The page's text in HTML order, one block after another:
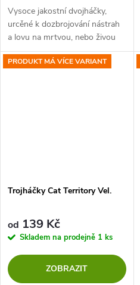
Vysoce jakostní dvojháčky,
urcěné k dozbrojování nástrah
a lovu na mrtvou, nebo živou
rybku. Prodloužený dřík
umožňuje kvalitní prošívání.
PRODUKT MÁ VÍCE VARIANT
Trojháčky Cat Territory Vel.
od 139 Kč
Skladem na prodejně 1 ks
ZOBRAZIT